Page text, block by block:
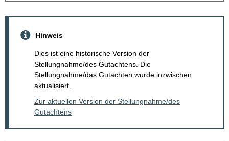
Hinweis
Dies ist eine historische Version der
Stellungnahme/des Gutachtens. Die
Stellungnahme/das Gutachten wurde inzwischen
aktualisiert.
Zur aktuellen Version der Stellungnahme/des
Gutachtens